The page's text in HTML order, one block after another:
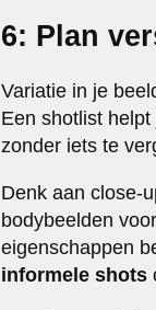
6: Plan
Variatie in je
Een shotlist
zonder iets te
Denk aan close-
bodybeelden
eigenschappen
informele shots